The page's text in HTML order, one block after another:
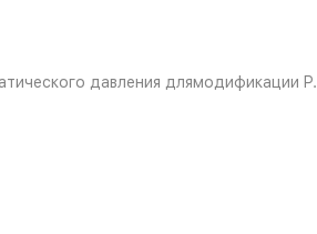
давления длямодификации P.